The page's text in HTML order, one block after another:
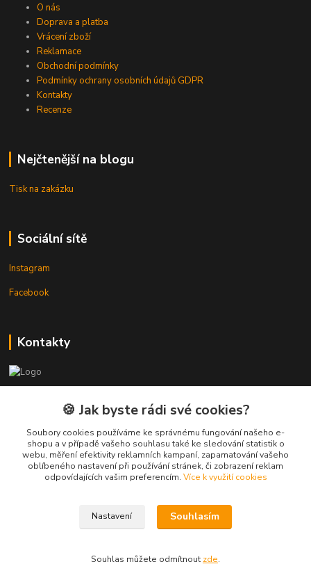
O nás
Doprava a platba
Vrácení zboží
Reklamace
Obchodní podmínky
Podmínky ochrany osobních údajů GDPR
Kontakty
Recenze
Nejčtenější na blogu
Tisk na zakázku
Sociální sítě
Instagram
Facebook
Kontakty
Tomáš Placatka
+420 728 969 499
info@3dtisktopla-shop.cz
🍪 Jak byste rádi své cookies?
Soubory cookies používáme ke správnému fungování našeho e-
shopu a v případě vašeho souhlasu také ke sledování statistik o
webu, měření efektivity reklamních kampaní, zapamatování vašeho
oblíbeného nastavení při používání stránek, či zobrazení reklam
odpovídajících vašim preferencím. Více k využití cookies
Nastavení Souhlasím
Souhlas můžete odmítnout zde.